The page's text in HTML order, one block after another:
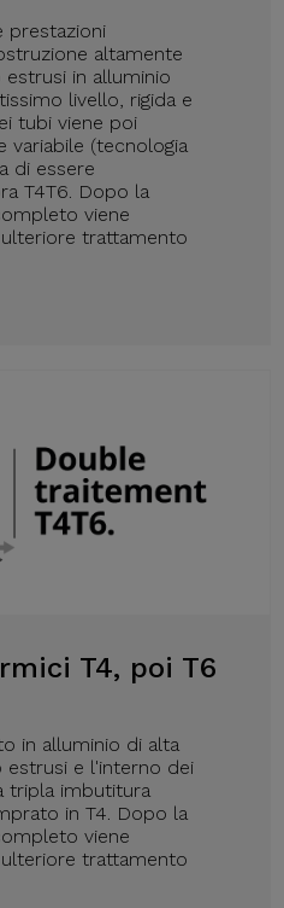
prestazioni
altamente
in alluminio
livello, rigida e
tubi viene poi
variabile (tecnologia
di essere
T4T6. Dopo la
viene
trattamento
T4, poi T6
in alluminio di alta
estrusi e l'interno dei
tripla imbutitura
in T4. Dopo la
viene
trattamento